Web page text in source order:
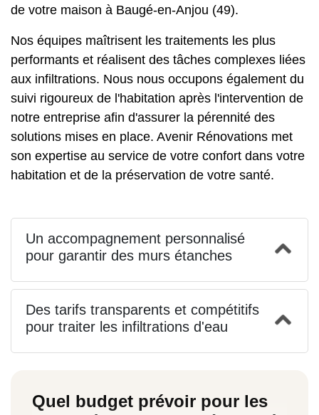
de votre maison à Baugé-en-Anjou (49).
Nos équipes maîtrisent les traitements les plus
performants et réalisent des tâches complexes liées
aux infiltrations. Nous nous occupons également du
suivi rigoureux de l'habitation après l'intervention de
notre entreprise afin d'assurer la pérennité des
solutions mises en place. Avenir Rénovations met
son expertise au service de votre confort dans votre
habitation et de la préservation de votre santé.
Un accompagnement personnalisé
pour garantir des murs étanches
Des tarifs transparents et compétitifs
pour traiter les infiltrations d'eau
Quel budget prévoir pour les